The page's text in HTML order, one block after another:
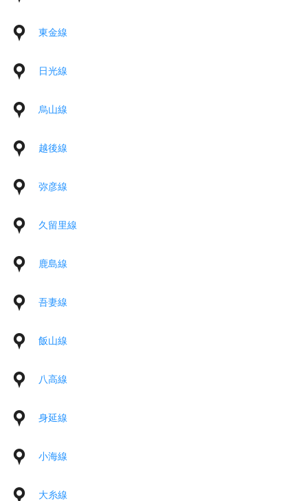
東金線
日光線
烏山線
越後線
弥彦線
久留里線
鹿島線
吾妻線
飯山線
八高線
身延線
小海線
大糸線